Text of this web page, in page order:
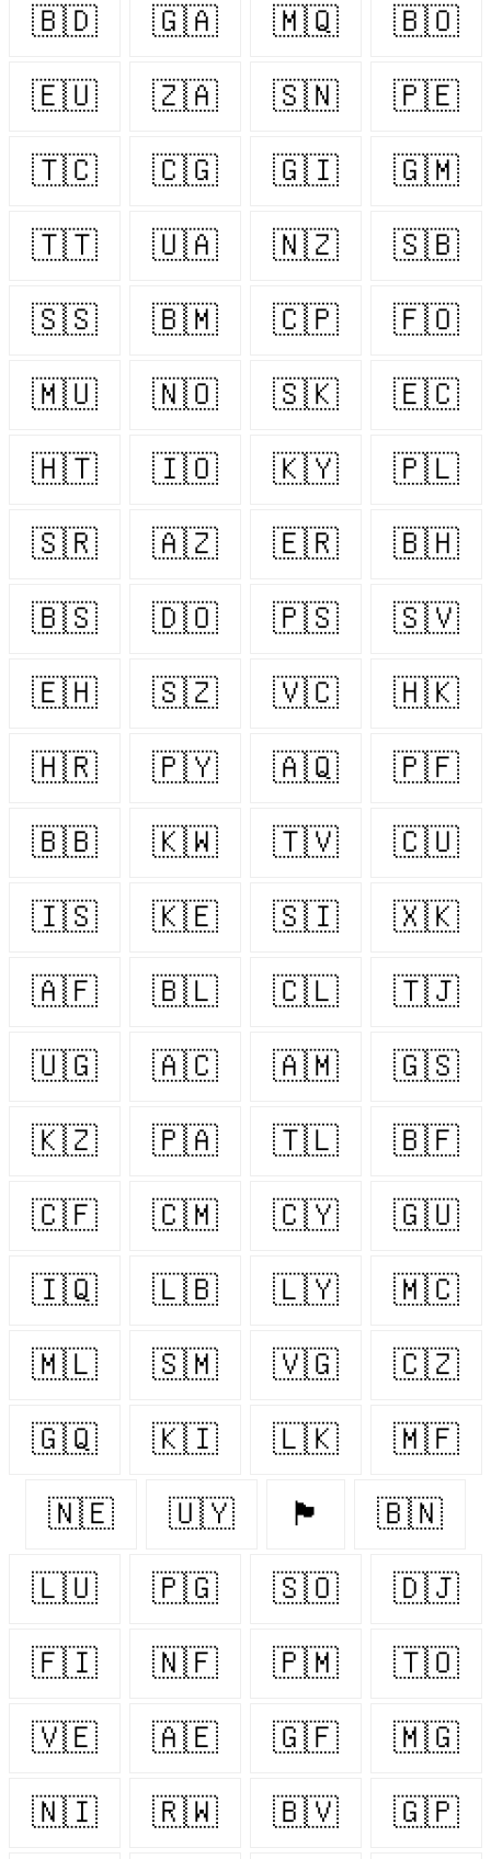
🇧🇩 🇬🇦 🇲🇶 🇧🇴
🇪🇺 🇿🇦 🇸🇳 🇵🇪
🇹🇨 🇨🇬 🇬🇮 🇬🇲
🇹🇹 🇺🇦 🇳🇿 🇸🇧
🇸🇸 🇧🇲 🇨🇵 🇫🇴
🇲🇺 🇳🇴 🇸🇰 🇪🇨
🇭🇹 🇮🇴 🇰🇾 🇵🇱
🇸🇷 🇦🇿 🇪🇷 🇧🇭
🇧🇸 🇩🇴 🇵🇸 🇸🇻
🇪🇭 🇸🇿 🇻🇨 🇭🇰
🇭🇷 🇵🇾 🇦🇶 🇵🇫
🇧🇧 🇰🇼 🇹🇻 🇨🇺
🇮🇸 🇰🇪 🇸🇮 🇽🇰
🇦🇫 🇧🇱 🇨🇱 🇹🇯
🇺🇬 🇦🇨 🇦🇲 🇬🇸
🇰🇿 🇵🇦 🇹🇱 🇧🇫
🇨🇫 🇨🇲 🇨🇾 🇬🇺
🇮🇶 🇱🇧 🇱🇾 🇲🇨
🇲🇱 🇸🇲 🇻🇬 🇨🇿
🇬🇶 🇰🇮 🇱🇰 🇲🇫
🇳🇪 🇺🇾 🏴󠁧󠁢󠁷󠁬󠁳󠁿 🇧🇳
🇱🇺 🇵🇬 🇸🇴 🇩🇯
🇫🇮 🇳🇫 🇵🇲 🇹🇴
🇻🇪 🇦🇪 🇬🇫 🇲🇬
🇳🇮 🇷🇼 🇧🇻 🇬🇵